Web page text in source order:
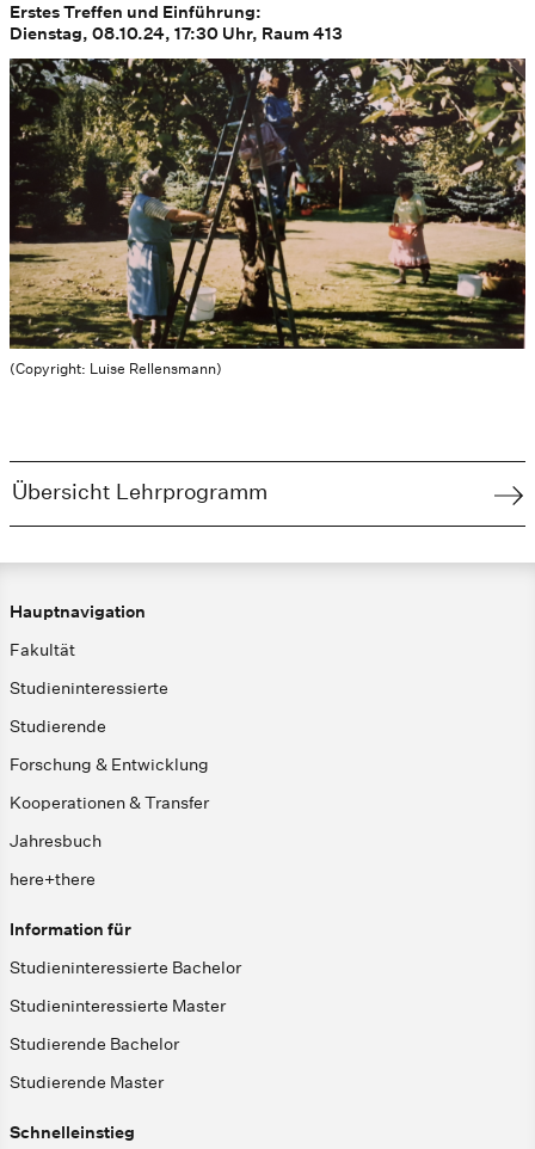
(Copyright: Luise Rellensmann)
Erstes Treffen und Einführung:
Dienstag, 08.10.24, 17:30 Uhr, Raum 413
Übersicht Lehrprogramm
Hauptnavigation
Fakultät
Studieninteressierte
Studierende
Forschung & Entwicklung
Kooperationen & Transfer
Jahresbuch
here+there
Information für
Studieninteressierte Bachelor
Studieninteressierte Master
Studierende Bachelor
Studierende Master
Schnelleinstieg